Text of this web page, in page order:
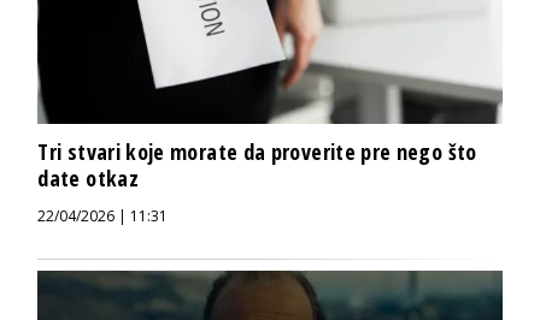
Tri stvari koje morate da proverite pre nego što
date otkaz
22/04/2026 | 11:31